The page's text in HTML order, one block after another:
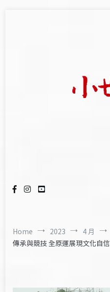
Home 2023 4 月
傳承與競技 全原運展現文化自信